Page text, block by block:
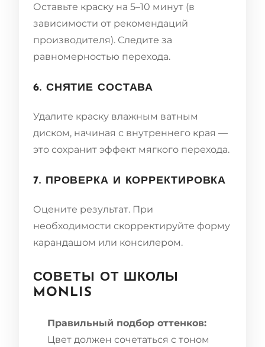
Оставьте краску на 5–10 минут (в
зависимости от рекомендаций
производителя). Следите за
равномерностью перехода.
6. СНЯТИЕ СОСТАВА
Удалите краску влажным ватным
диском, начиная с внутреннего края —
это сохранит эффект мягкого перехода.
7. ПРОВЕРКА И КОРРЕКТИРОВКА
Оцените результат. При
необходимости скорректируйте форму
карандашом или консилером.
СОВЕТЫ ОТ ШКОЛЫ
MONLIS
Правильный подбор оттенков:
Цвет должен сочетаться с тоном